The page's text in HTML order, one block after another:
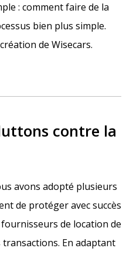
: comment faire de la
bien plus simple.
de Wisecars.
contre la
avons adopté plusieurs
de protéger avec succès
de location de
En adaptant